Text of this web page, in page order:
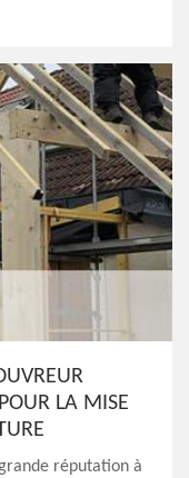
LA MISE
réputation à